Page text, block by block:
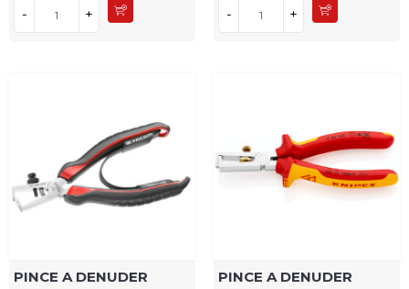
- + - +
PINCE A DENUDER
PINCE A DENUDER